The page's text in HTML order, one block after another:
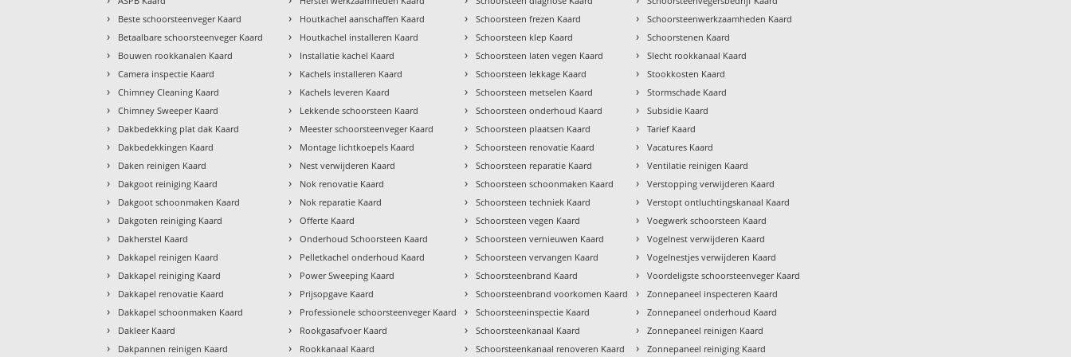
› Beste schoorsteenveger Kaard
› Betaalbare schoorsteenveger Kaard
› Bouwen rookkanalen Kaard
› Camera inspectie Kaard
› Chimney Cleaning Kaard
› Chimney Sweeper Kaard
› Dakbedekking plat dak Kaard
› Dakbedekkingen Kaard
› Daken reinigen Kaard
› Dakgoot reiniging Kaard
› Dakgoot schoonmaken Kaard
› Dakgoten reiniging Kaard
› Dakherstel Kaard
› Dakkapel reinigen Kaard
› Dakkapel reiniging Kaard
› Dakkapel renovatie Kaard
› Dakkapel schoonmaken Kaard
› Dakleer Kaard
› Dakpannen reinigen Kaard
› Houtkachel aanschaffen Kaard
› Houtkachel installeren Kaard
› Installatie kachel Kaard
› Kachels installeren Kaard
› Kachels leveren Kaard
› Lekkende schoorsteen Kaard
› Meester schoorsteenveger Kaard
› Montage lichtkoepels Kaard
› Nest verwijderen Kaard
› Nok renovatie Kaard
› Nok reparatie Kaard
› Offerte Kaard
› Onderhoud Schoorsteen Kaard
› Pelletkachel onderhoud Kaard
› Power Sweeping Kaard
› Prijsopgave Kaard
› Professionele schoorsteenveger Kaard
› Rookgasafvoer Kaard
› Rookkanaal Kaard
› Schoorsteen frezen Kaard
› Schoorsteen klep Kaard
› Schoorsteen laten vegen Kaard
› Schoorsteen lekkage Kaard
› Schoorsteen metselen Kaard
› Schoorsteen onderhoud Kaard
› Schoorsteen plaatsen Kaard
› Schoorsteen renovatie Kaard
› Schoorsteen reparatie Kaard
› Schoorsteen schoonmaken Kaard
› Schoorsteen techniek Kaard
› Schoorsteen vegen Kaard
› Schoorsteen vernieuwen Kaard
› Schoorsteen vervangen Kaard
› Schoorsteenbrand Kaard
› Schoorsteenbrand voorkomen Kaard
› Schoorsteeninspectie Kaard
› Schoorsteenkanaal Kaard
› Schoorsteenkanaal renoveren Kaard
› Schoorsteenwerkzaamheden Kaard
› Schoorstenen Kaard
› Slecht rookkanaal Kaard
› Stookkosten Kaard
› Stormschade Kaard
› Subsidie Kaard
› Tarief Kaard
› Vacatures Kaard
› Ventilatie reinigen Kaard
› Verstopping verwijderen Kaard
› Verstopt ontluchtingskanaal Kaard
› Voegwerk schoorsteen Kaard
› Vogelnest verwijderen Kaard
› Vogelnestjes verwijderen Kaard
› Voordeligste schoorsteenveger Kaard
› Zonnepaneel inspecteren Kaard
› Zonnepaneel onderhoud Kaard
› Zonnepaneel reinigen Kaard
› Zonnepaneel reiniging Kaard